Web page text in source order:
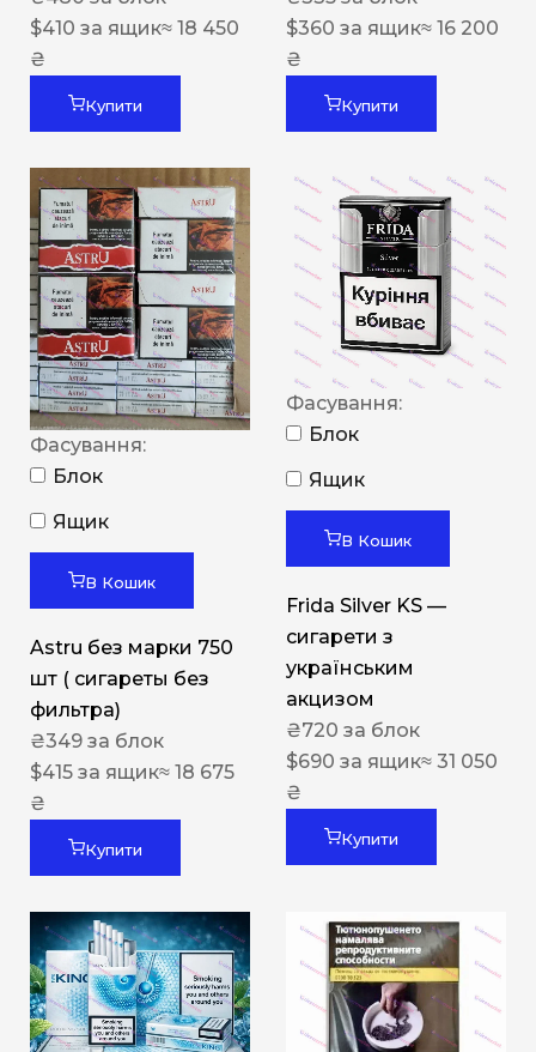
$410 за ящик≈ 18 450
₴
Купити
$360 за ящик≈ 16 200
₴
Купити
Фасування:
Блок
Ящик
В Кошик
Astru без марки 750
шт ( сигареты без
фильтра)
₴349 за блок
$415 за ящик≈ 18 675
₴
Купити
Фасування:
Блок
Ящик
В Кошик
Frida Silver KS —
сигарети з
українським
акцизом
₴720 за блок
$690 за ящик≈ 31 050
₴
Купити